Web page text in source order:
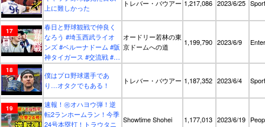
上に難しかった
トレバー・バウアー 1,217,086 2023/6/25
春日と野球観戦で仲良く
なろう #埼玉西武ライオ
ンズ #ベルーナドーム #阪
神タイガース #交流戦 #ド
ライブ
オードリー若林の東
京ドームへの道
1,199,790 2023/6/9
僕はプロ野球選手であ
り…オタクでもある！
トレバー・バウアー 1,187,352 2023/6/4
速報！㊗️オハヨウ弾！逆
転2ランホームラン！今季
24号本塁打！トラウタニ
Showtime Shohei 1,177,013 2023/6/19